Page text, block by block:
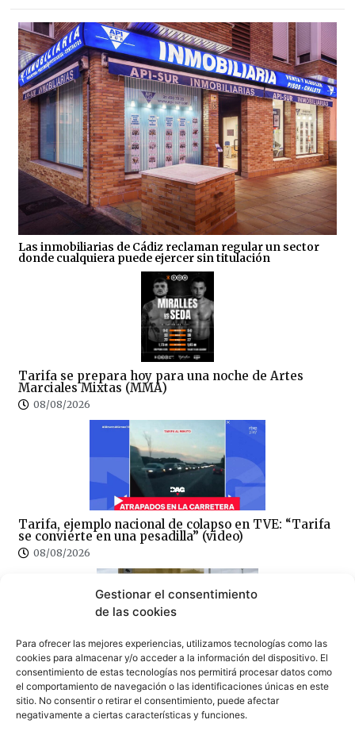
Gestionar el consentimiento
de las cookies
Para ofrecer las mejores experiencias, utilizamos tecnologías como las
cookies para almacenar y/o acceder a la información del dispositivo. El
consentimiento de estas tecnologías nos permitirá procesar datos como
el comportamiento de navegación o las identificaciones únicas en este
sitio. No consentir o retirar el consentimiento, puede afectar
negativamente a ciertas características y funciones.
Las inmobiliarias de Cádiz reclaman regular un sector
donde cualquiera puede ejercer sin titulación
Tarifa se prepara hoy para una noche de Artes
Marciales Mixtas (MMA)
08/08/2026
Tarifa, ejemplo nacional de colapso en TVE: “Tarifa
se convierte en una pesadilla” (video)
08/08/2026
100×100 Unidos reclama la eliminación del peaje de
la AP-7 y denuncia el «abandono» del Campo de
Gibraltar
07/08/2026